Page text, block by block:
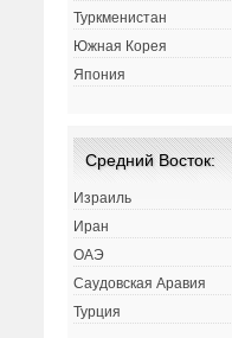
Туркменистан
Южная Корея
Япония
Средний Восток:
Израиль
Иран
ОАЭ
Саудовская Аравия
Турция